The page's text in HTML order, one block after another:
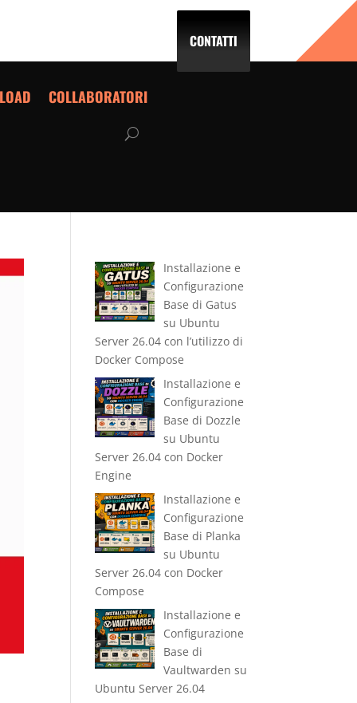
COLLABORATORI
CONTATTI
Installazione e
Configurazione
Base di Gatus
su Ubuntu
Server 26.04 con l’utilizzo di
Docker Compose
Installazione e
Configurazione
Base di Dozzle
su Ubuntu
Server 26.04 con Docker
Engine
Installazione e
Configurazione
Base di Planka
su Ubuntu
Server 26.04 con Docker
Compose
Installazione e
Configurazione
Base di
Vaultwarden su
Ubuntu Server 26.04